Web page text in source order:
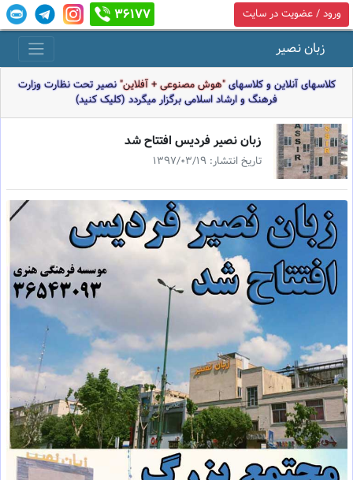
ورود / عضویت در سایت 36177
زبان نصیر
کلاسهای آنلاین و کلاسهای"هوش مصنوعی + آفلاین"نصیر تحت نظارت وزارت
فرهنگ و ارشاد اسلامی برگزار میگردد (کلیک کنید)
زبان نصیر فردیس افتتاح شد
تاریخ انتشار: 1397/03/19